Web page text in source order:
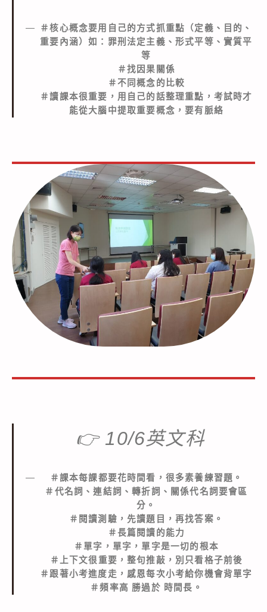
＃核心概念要用自己的方式抓重點（定義、目的、
重要內涵）如：罪刑法定主義、形式平等、實質平
等
＃找因果關係
＃不同概念的比較
＃讀課本很重要，用自己的話整理重點，考試時才
能從大腦中提取重要概念，要有脈絡
👉10/6英文科
＃課本每課都要花時間看，很多素養練習題。
＃代名詞、連結詞、轉折詞、關係代名詞要會區
分。
＃閱讀測驗，先讀題目，再找答案。
＃長篇閱讀的能力
＃單字，單字，單字是一切的根本
＃上下文很重要，整句推敲，別只看格子前後
＃跟著小考進度走，感恩每次小考給你機會背單字
＃頻率高 勝過於 時間長。